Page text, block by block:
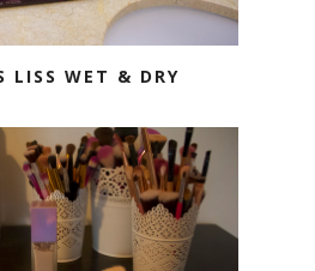
LISS WET & DRY